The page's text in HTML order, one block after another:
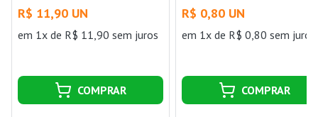
R$ 11,90 UN
em 1x de R$ 11,90 sem juros
COMPRAR
R$ 0,80 UN
em 1x de R$ 0,80 sem juros
COMPRAR